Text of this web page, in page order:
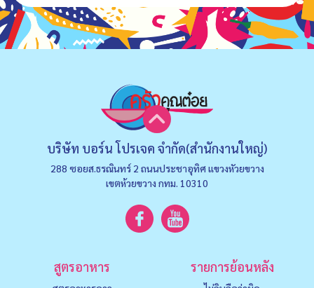
บริษัท บอร์น โปรเจค จำกัด(สำนักงานใหญ่)
288 ซอยส.ธรณินทร์ 2 ถนนประชาอุทิศ แขวงหัวยขวาง
เขตห้วยขวาง กทม. 10310
สูตรอาหาร รายการย้อนหลัง